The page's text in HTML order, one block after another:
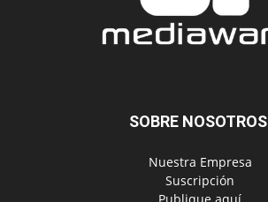
SOBRE NOSOTROS
‎ Nuestra Empresa
‎ Suscripción